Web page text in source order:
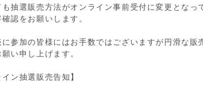
も抽選販売方法がオンライン事前受付に変更となっ
認をお願いします。
に参加の皆様にはお手数ではございますが円滑な販
い申し上げます。
イン抽選販売告知】